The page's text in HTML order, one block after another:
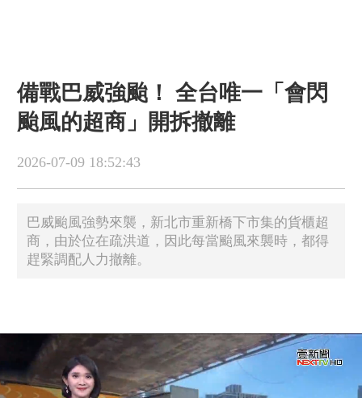
備戰巴威強颱！ 全台唯一「會閃
颱風的超商」開拆撤離
2026-07-09 18:52:43
巴威颱風強勢來襲，新北市重新橋下市集的貨櫃超
商，由於位在疏洪道，因此每當颱風來襲時，都得
趕緊調配人力撤離。